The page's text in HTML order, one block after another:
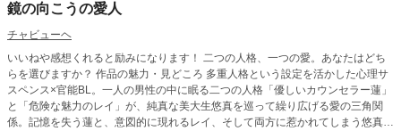
鏡の向こうの愛人
チャビューヘ
いいねや感想くれると励みになります！ 二つの人格、一つの愛。あなたはどち
らを選びますか？ 作品の魅力・見どころ 多重人格という設定を活かした心理サ
スペンス×官能BL。一人の男性の中に眠る二つの人格「優しいカウンセラー蓮」
と「危険な魅力のレイ」が、純真な美大生悠真を巡って繰り広げる愛の三角関
係。記憶を失う蓮と、意図的に現れるレイ、そして両方に惹かれてしまう悠真の